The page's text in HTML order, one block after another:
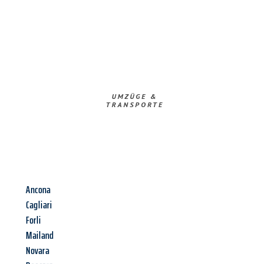
UMZÜGE &
TRANSPORTE
Ancona
Cagliari
Forli
Mailand
Novara